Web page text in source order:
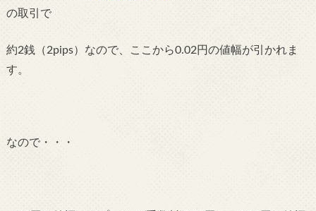
の取引で
約2銭（2pips）なので、ここから0.02円の値幅が引かれま
す。
なので・・・